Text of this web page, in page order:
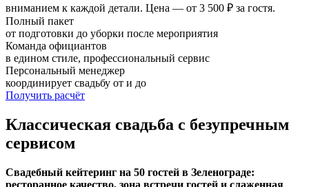
вниманием к каждой детали. Цена — от 3 500 ₽ за гостя.
Полный пакет
от подготовки до уборки после мероприятия
Команда официантов
в едином стиле, профессиональный сервис
Персональный менеджер
координирует свадьбу от и до
Получить расчёт
Классическая свадьба с безупречным
сервисом
Свадебный кейтеринг на 50 гостей в Зеленограде:
ресторанное качество, зона встречи гостей и слаженная